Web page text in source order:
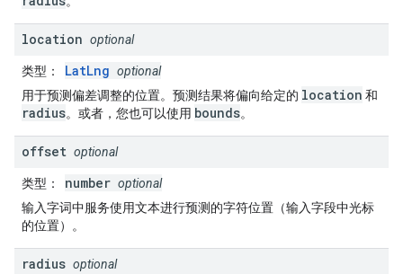
location optional
类型 ： LatLng optional
用于预测偏差调整的位置。预测结果将偏向给定的 location 和
radius。或者，您也可以使用 bounds。
offset optional
类型 ： number optional
输入字词中服务使用文本进行预测的字符位置（输入字段中光标
的位置）。
radius optional